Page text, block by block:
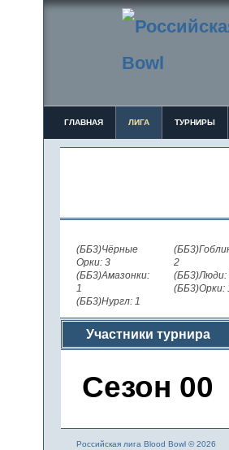
ГЛАВНАЯ ЛИГА ТУРНИРЫ
(ББ3)Чёрные
Орки: 3
(ББ3)Амазонки:
1
(ББ3)Нургл: 1
2
(ББ3)Люди:
(ББ3)Орки:
Участники турнира
Сезон 00
Российская лига Blood Bowl © 2026